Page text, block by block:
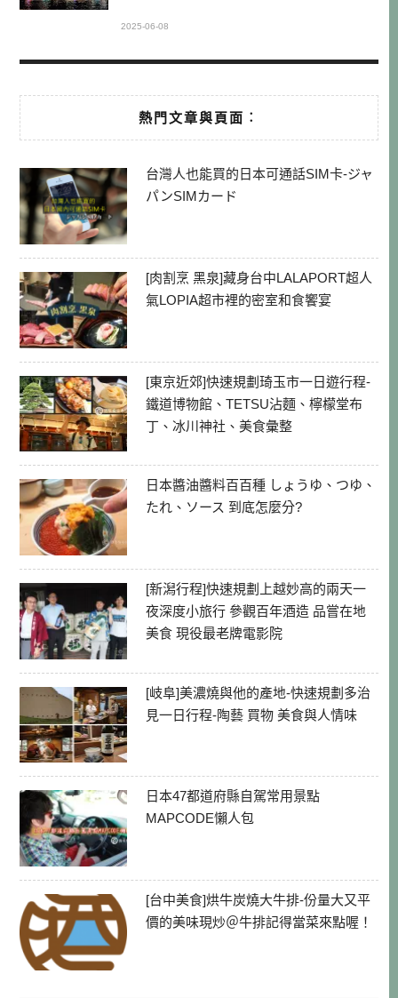
2025-06-08
熱門文章與頁面︰
台灣人也能買的日本可通話SIM卡-ジャ
パンSIMカード
[肉割烹 黑泉]藏身台中LALAPORT超人
氣LOPIA超市裡的密室和食饗宴
[東京近郊]快速規劃琦玉市一日遊行程-
鐵道博物館、TETSU沾麵、檸檬堂布
丁、冰川神社、美食彙整
日本醬油醬料百百種 しょうゆ、つゆ、
たれ、ソース 到底怎麼分?
[新潟行程]快速規劃上越妙高的兩天一
夜深度小旅行 參觀百年酒造 品嘗在地
美食 現役最老牌電影院
[岐阜]美濃燒與他的產地-快速規劃多治
見一日行程-陶藝 買物 美食與人情味
日本47都道府縣自駕常用景點
MAPCODE懶人包
[台中美食]烘牛炭燒大牛排-份量大又平
價的美味現炒＠牛排記得當菜來點喔！